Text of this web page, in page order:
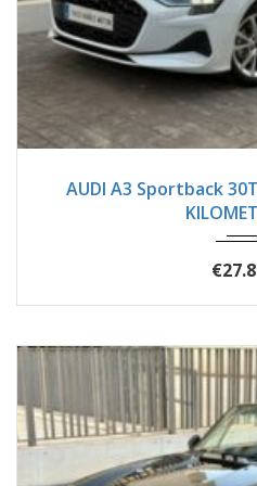
AUDI A3 Sportback